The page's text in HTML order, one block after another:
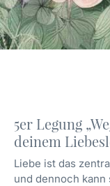
5er Legung
deinem
Liebe ist das
und dennoch